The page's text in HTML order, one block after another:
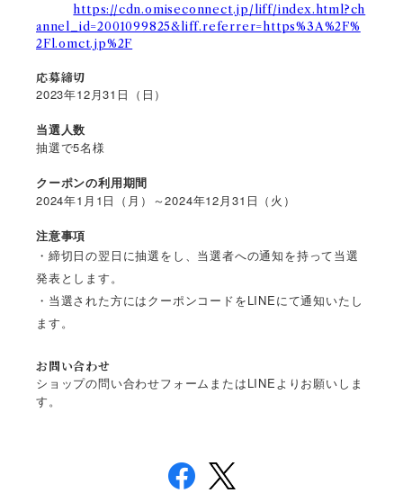
https://cdn.omiseconnect.jp/liff/index.html?ch
annel_id=2001099825&liff.referrer=https%3A%2F%
2Fl.omct.jp%2F
応募締切
2023年12月31日（日）
当選人数
抽選で5名様
クーポンの利用期間
2024年1 月 1 日（月）～2024年12 月 31 日（火）
注意事項
・締切日の翌日に抽選をし、 当選者への通知を持って当選
発表とします。
・当選された方にはクーポンコードをLINEにて通知いたし
ます。
お問い合わせ
ショップの問い合わせフォームまたはLINEよりお願いしま
す。